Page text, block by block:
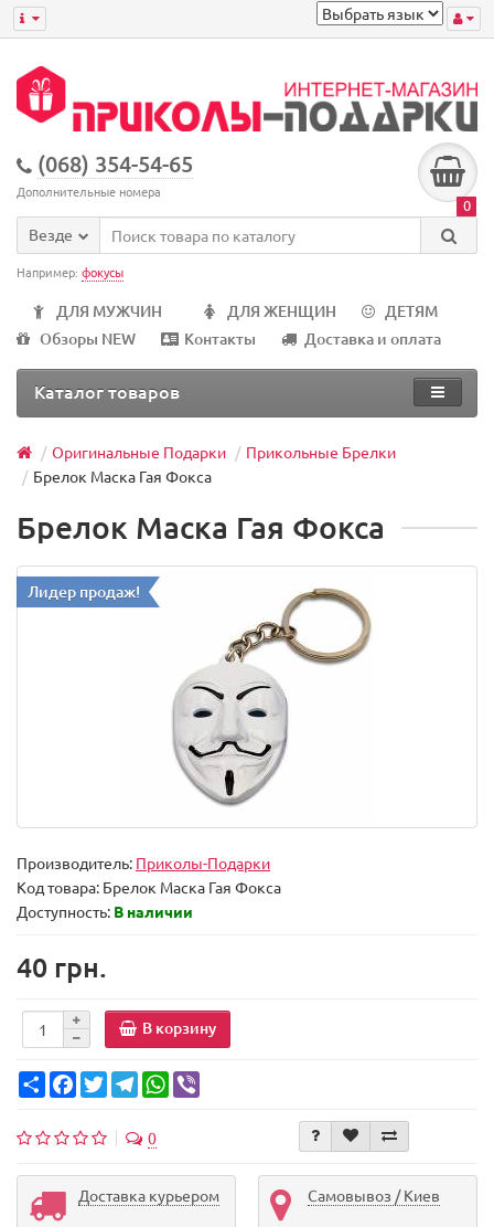
(068) 354-54-65
Дополнительные номера
0
Везде
Например: фокусы
ДЛЯ МУЖЧИН ДЛЯ ЖЕНЩИН
ДЕТЯМ
Обзоры NEW
Контакты Доставка и оплата
Каталог товаров
Оригинальные Подарки
Прикольные Брелки
Брелок Маска Гая Фокса
Брелок Маска Гая Фокса
Лидер продаж!
Производитель: Приколы-Подарки
Код товара: Брелок Маска Гая Фокса
Доступность: В наличии
40 грн.
В корзину
Share FacebookTwitterTelegramWhatsApp
0
Доставка курьером Самовывоз / Киев